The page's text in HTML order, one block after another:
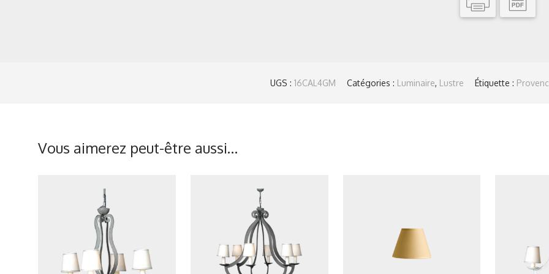
UGS : 16CAL4GM Catégories : Luminaire, Lustre Étiquette :
Vous aimerez peut-être aussi…